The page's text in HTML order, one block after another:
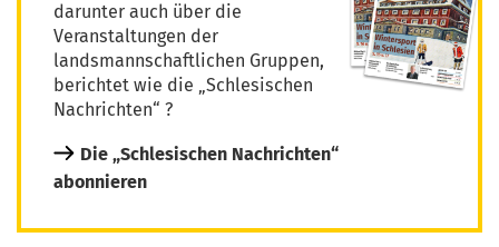
darunter auch über die
Veranstaltungen der
landsmannschaftlichen Gruppen,
berichtet wie die „Schlesischen
Nachrichten“ ?
Die „Schlesischen Nachrichten“
abonnieren